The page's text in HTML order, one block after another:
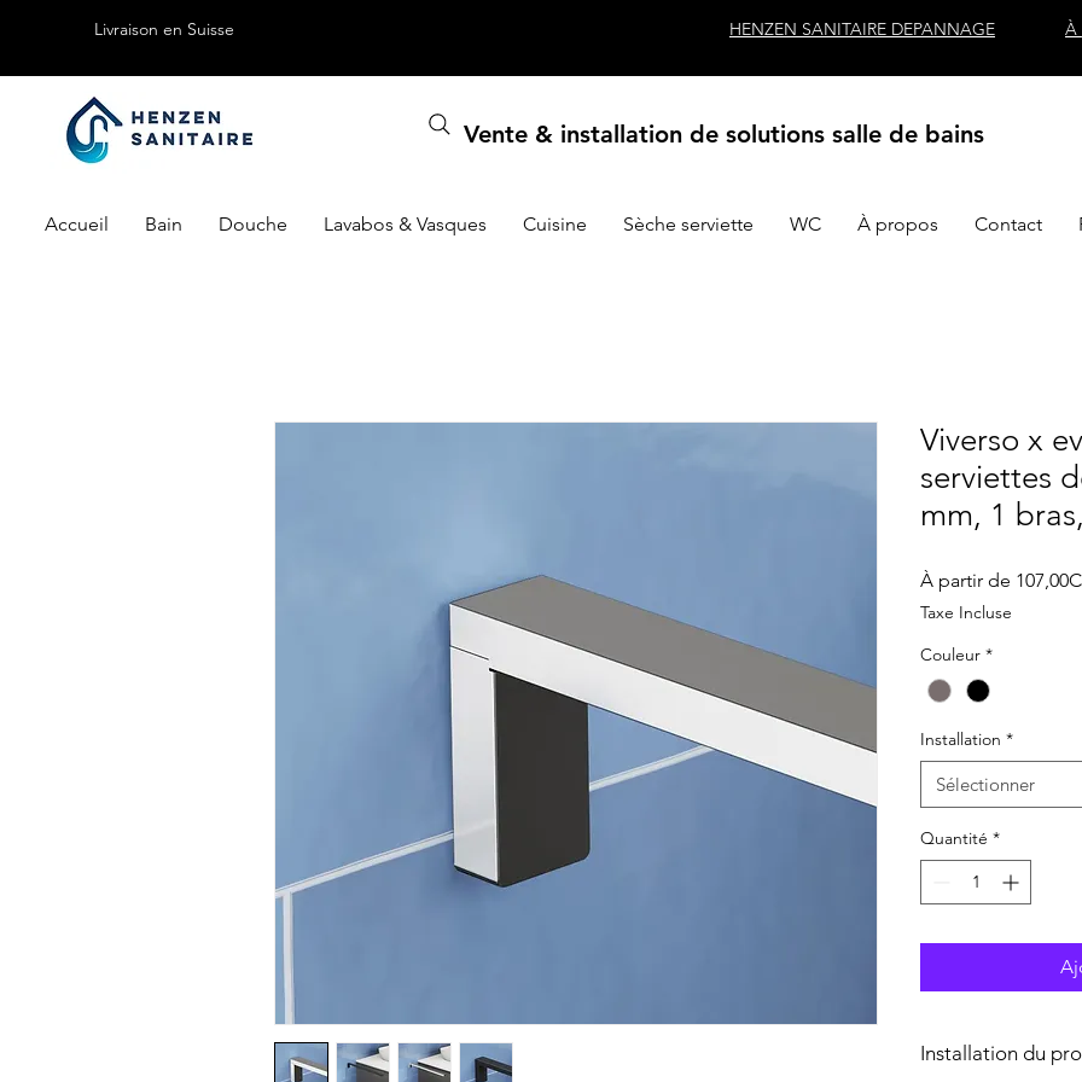
Livraison en Suisse HENZEN SANITAIRE DEPANNAGE À
Vente & installation de solutions salle de bains
Accueil Bain Douche Lavabos & Vasques Cuisine Sèche serviette WC À propos Contact
Viverso x
serviettes
mm, 1
À partir de
Taxe Incluse
Couleur *
Installation *
Sélectionner
Quantité *
Installation du